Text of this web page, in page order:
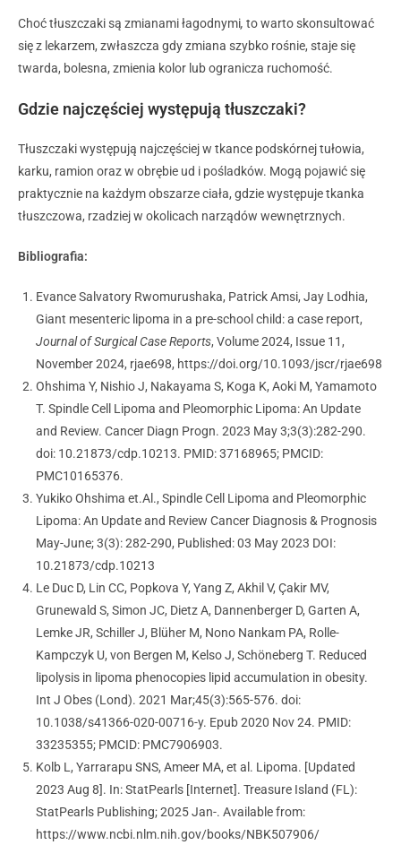
Choć tłuszczaki są zmianami łagodnymi, to warto skonsultować
się z lekarzem, zwłaszcza gdy zmiana szybko rośnie, staje się
twarda, bolesna, zmienia kolor lub ogranicza ruchomość.
Gdzie najczęściej występują tłuszczaki?
Tłuszczaki występują najczęściej w tkance podskórnej tułowia,
karku, ramion oraz w obrębie ud i pośladków. Mogą pojawić się
praktycznie na każdym obszarze ciała, gdzie występuje tkanka
tłuszczowa, rzadziej w okolicach narządów wewnętrznych.
Bibliografia:
Evance Salvatory Rwomurushaka, Patrick Amsi, Jay Lodhia,
Giant mesenteric lipoma in a pre-school child: a case report,
Journal of Surgical Case Reports, Volume 2024, Issue 11,
November 2024, rjae698, https://doi.org/10.1093/jscr/rjae698
Ohshima Y, Nishio J, Nakayama S, Koga K, Aoki M, Yamamoto
T. Spindle Cell Lipoma and Pleomorphic Lipoma: An Update
and Review. Cancer Diagn Progn. 2023 May 3;3(3):282-290.
doi: 10.21873/cdp.10213. PMID: 37168965; PMCID:
PMC10165376.
Yukiko Ohshima et.Al., Spindle Cell Lipoma and Pleomorphic
Lipoma: An Update and Review Cancer Diagnosis & Prognosis
May-June; 3(3): 282-290, Published: 03 May 2023 DOI:
10.21873/cdp.10213
Le Duc D, Lin CC, Popkova Y, Yang Z, Akhil V, Çakir MV,
Grunewald S, Simon JC, Dietz A, Dannenberger D, Garten A,
Lemke JR, Schiller J, Blüher M, Nono Nankam PA, Rolle-
Kampczyk U, von Bergen M, Kelso J, Schöneberg T. Reduced
lipolysis in lipoma phenocopies lipid accumulation in obesity.
Int J Obes (Lond). 2021 Mar;45(3):565-576. doi:
10.1038/s41366-020-00716-y. Epub 2020 Nov 24. PMID:
33235355; PMCID: PMC7906903.
Kolb L, Yarrarapu SNS, Ameer MA, et al. Lipoma. [Updated
2023 Aug 8]. In: StatPearls [Internet]. Treasure Island (FL):
StatPearls Publishing; 2025 Jan-. Available from:
https://www.ncbi.nlm.nih.gov/books/NBK507906/